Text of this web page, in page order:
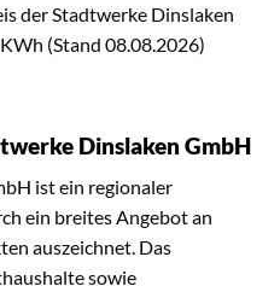
der Stadtwerke Dinslaken
(Stand 08.08.2026)
Dinslaken GmbH
ist ein regionaler
ein breites Angebot an
auszeichnet. Das
sowie